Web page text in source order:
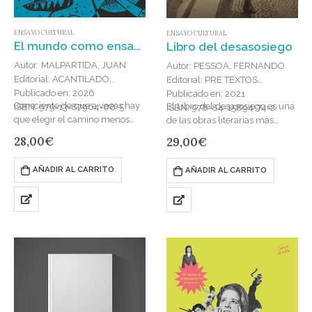
ENSAYO CULTURAL
El mundo como ensayo
Autor: MALPARTIDA, JUAN
Editorial: ACANTILADO
Publicado en: 2026
ISBN: 979-13-87964-08-5
Consciente de que a veces hay
que elegir el camino menos
casa, el poeta y ensayista Juan
Malpartida se enfrenta…
28,00€
AÑADIR AL CARRITO
ENSAYO CULTURAL
Libro del desasosiego
Autor: PESSOA, FERNANDO
Editorial: PRE TEXTOS
Publicado en: 2021
ISBN: 978-84-15894-74-2
El Libro del desasosiego es una
de las obras literarias más
maestra póstuma, retrato de la
ciudad de…
29,00€
AÑADIR AL CARRITO